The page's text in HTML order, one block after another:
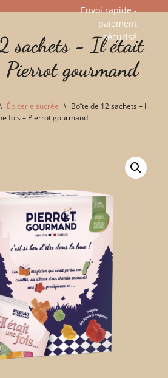
Envoi rapide -
paiement
sécurisé​
sachets - Il était
gourmand
\ Épicerie sucrée \ Boîte de 12 sachets – Il
fois – Pierrot gourmand